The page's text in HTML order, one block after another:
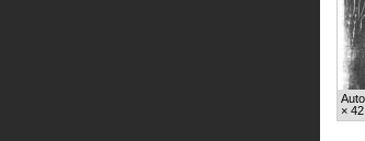
× 42.